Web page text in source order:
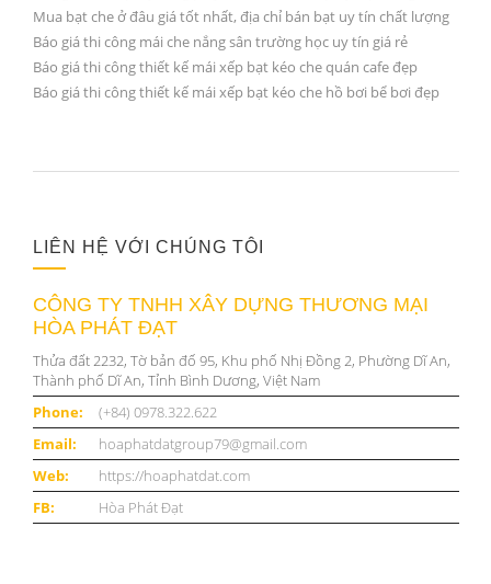
Mua bạt che ở đâu giá tốt nhất, địa chỉ bán bạt uy tín chất lượng
Báo giá thi công mái che nắng sân trường học uy tín giá rẻ
Báo giá thi công thiết kế mái xếp bạt kéo che quán cafe đẹp
Báo giá thi công thiết kế mái xếp bạt kéo che hồ bơi bể bơi đẹp
LIÊN HỆ VỚI CHÚNG TÔI
CÔNG TY TNHH XÂY DỰNG THƯƠNG MẠI
HÒA PHÁT ĐẠT
Thửa đất 2232, Tờ bản đố 95, Khu phố Nhị Đồng 2, Phường Dĩ An,
Thành phố Dĩ An, Tỉnh Bình Dương, Việt Nam
Phone:
(+84) 0978.322.622
Email:
hoaphatdatgroup79@gmail.com
Web:
https://hoaphatdat.com
FB:
Hòa Phát Đạt